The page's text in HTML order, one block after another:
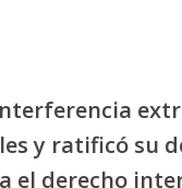
y ratificó su
el derecho